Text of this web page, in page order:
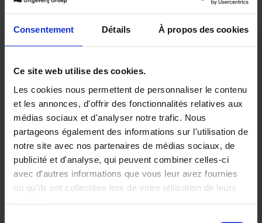
Consentement Détails À propos des cookies
Ce site web utilise des cookies.
Les cookies nous permettent de personnaliser le contenu
et les annonces, d'offrir des fonctionnalités relatives aux
médias sociaux et d'analyser notre trafic. Nous
partageons également des informations sur l'utilisation de
notre site avec nos partenaires de médias sociaux, de
publicité et d'analyse, qui peuvent combiner celles-ci
avec d'autres informations que vous leur avez fournies
ou qu'ils ont collectées lors de votre utilisation de leurs
Building Bonds = Building
Business
Jochen Roef Jozefien De Feyter
Carolien Boom
Couverture souple
2025 200
€29,99